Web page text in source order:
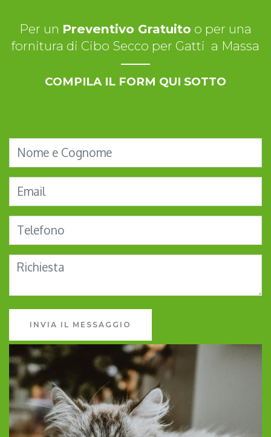
Per un Preventivo Gratuito o per una
fornitura di Cibo Secco per Gatti a Massa
COMPILA IL FORM QUI SOTTO
INVIA IL MESSAGGIO